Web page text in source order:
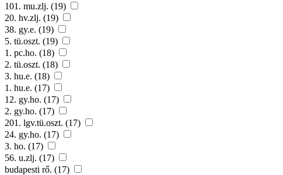
101. mu.zlj. (19)
20. hv.zlj. (19)
38. gy.e. (19)
5. tü.oszt. (19)
1. pc.ho. (18)
2. tü.oszt. (18)
3. hu.e. (18)
1. hu.e. (17)
12. gy.ho. (17)
2. gy.ho. (17)
201. lgv.tü.oszt. (17)
24. gy.ho. (17)
3. ho. (17)
56. u.zlj. (17)
budapesti rő. (17)